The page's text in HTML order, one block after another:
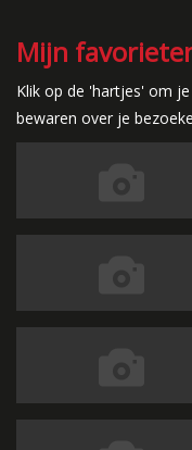
Mijn
Klik op de 'hartjes' om
bewaren over je